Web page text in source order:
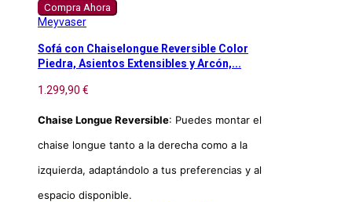
Compra Ahora
Meyvaser
Sofá con Chaiselongue Reversible Color
Piedra, Asientos Extensibles y Arcón,...
1.299,90 €
Chaise Longue Reversible: Puedes montar el
chaise longue tanto a la derecha como a la
izquierda, adaptándolo a tus preferencias y al
espacio disponible.